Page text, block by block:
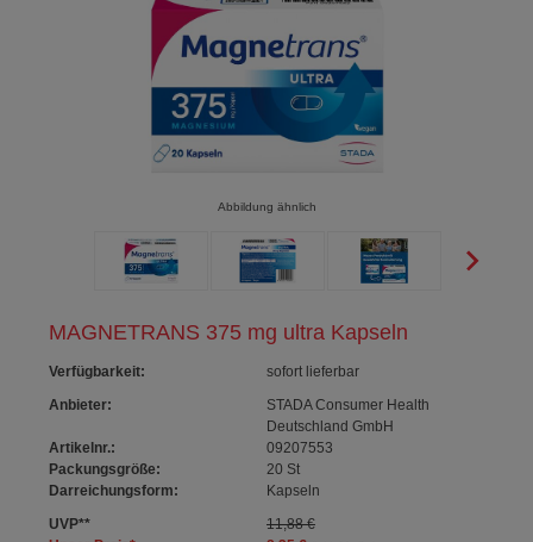
MAGNETRANS 375 mg ultra Kapseln
Verfügbarkeit:
sofort lieferbar
Anbieter:
STADA Consumer Health
Deutschland GmbH
Artikelnr.:
09207553
Packungsgröße:
20 St
Darreichungsform:
Kapseln
UVP**
11,88 €
Abbildung ähnlich